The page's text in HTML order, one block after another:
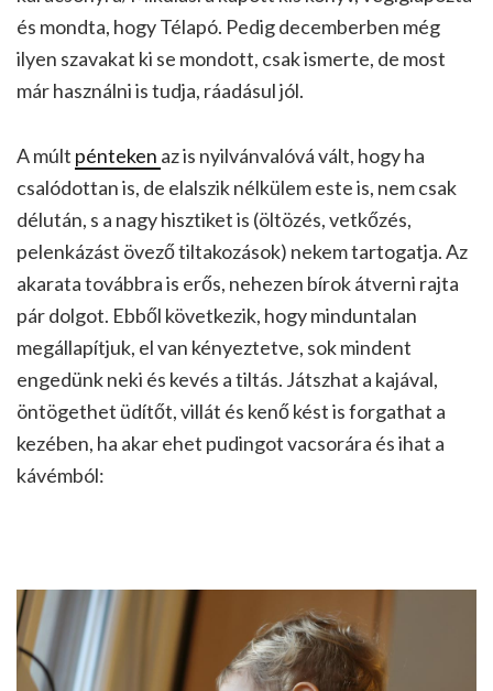
és mondta, hogy Télapó. Pedig decemberben még
ilyen szavakat ki se mondott, csak ismerte, de most
már használni is tudja, ráadásul jól.
A múlt pénteken az is nyilvánvalóvá vált, hogy ha
csalódottan is, de elalszik nélkülem este is, nem csak
délután, s a nagy hisztiket is (öltözés, vetkőzés,
pelenkázást övező tiltakozások) nekem tartogatja. Az
akarata továbbra is erős, nehezen bírok átverni rajta
pár dolgot. Ebből következik, hogy minduntalan
megállapítjuk, el van kényeztetve, sok mindent
engedünk neki és kevés a tiltás. Játszhat a kajával,
öntögethet üdítőt, villát és kenő kést is forgathat a
kezében, ha akar ehet pudingot vacsorára és ihat a
kávémból: